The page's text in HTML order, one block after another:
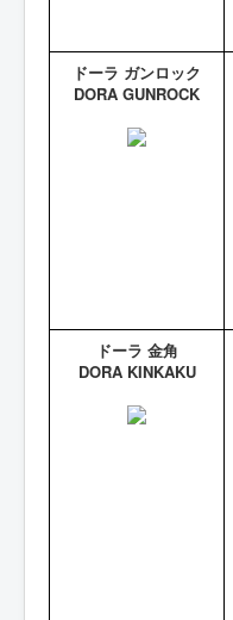
ドーラ ガンロック
DORA GUNROCK
ドーラ 金角
DORA KINKAKU